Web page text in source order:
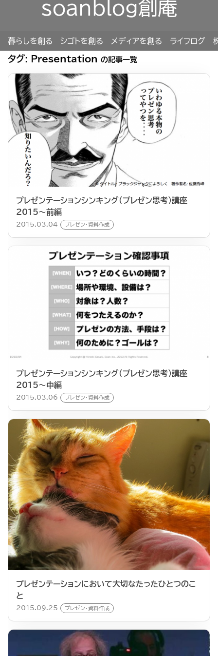
soanblog創庵
暮らしを創る シゴトを創る メディアを創る ライフログ
タグ: Presentation の記事一覧
プレゼンテーションシンキング（プレゼン思考）講座
2015〜前編
2015.03.04 プレゼン・資料作成
プレゼンテーションシンキング（プレゼン思考）講座
2015〜中編
2015.03.06 プレゼン・資料作成
プレゼンテーションにおいて大切なたったひとつのこ
と
2015.09.25 プレゼン・資料作成